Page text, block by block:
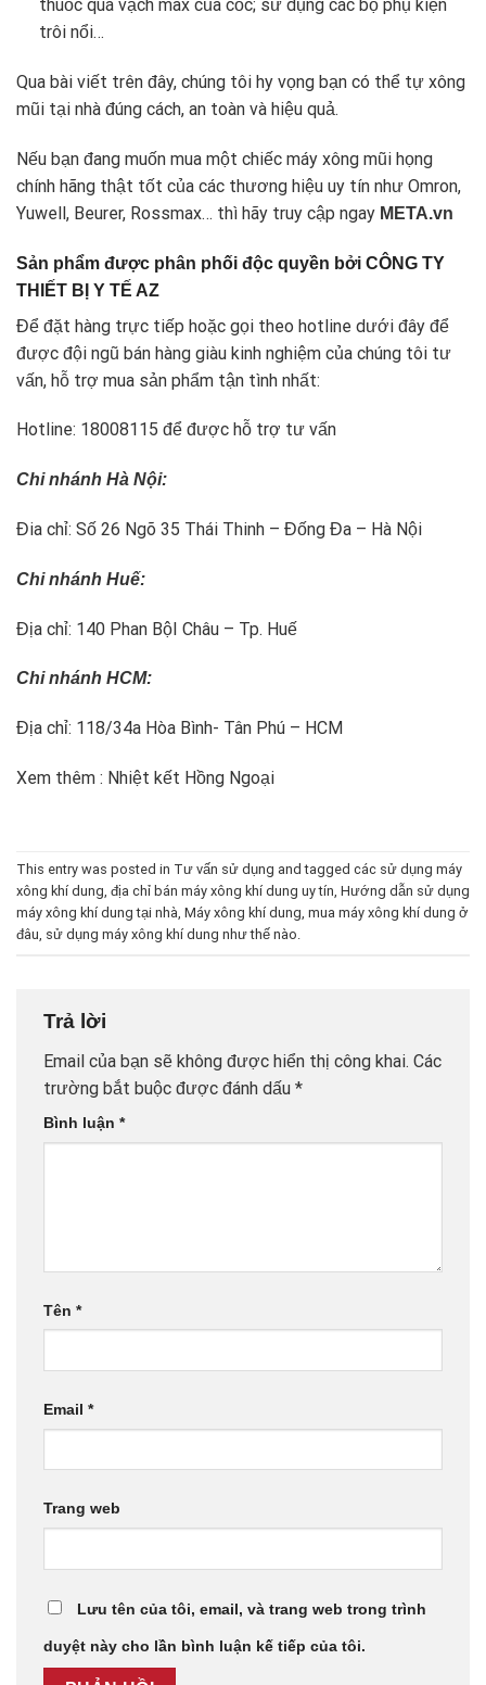
thuốc quá vạch max của cốc; sử dụng các bộ phụ kiện
trôi nổi…
Qua bài viết trên đây, chúng tôi hy vọng bạn có thể tự xông
mũi tại nhà đúng cách, an toàn và hiệu quả.
Nếu bạn đang muốn mua một chiếc máy xông mũi họng
chính hãng thật tốt của các thương hiệu uy tín như Omron,
Yuwell, Beurer, Rossmax… thì hãy truy cập ngay META.vn
Sản phẩm được phân phối độc quyền bởi CÔNG TY
THIẾT BỊ Y TẾ AZ
Để đặt hàng trực tiếp hoặc gọi theo hotline dưới đây để
được đội ngũ bán hàng giàu kinh nghiệm của chúng tôi tư
vấn, hỗ trợ mua sản phẩm tận tình nhất:
Hotline: 18008115 để được hỗ trợ tư vấn
Chi nhánh Hà Nội:
Đia chỉ: Số 26 Ngõ 35 Thái Thinh – Đống Đa – Hà Nội
Chi nhánh Huế:
Địa chỉ: 140 Phan BộI Châu – Tp. Huế
Chi nhánh HCM:
Địa chỉ: 118/34a Hòa Bình- Tân Phú – HCM
Xem thêm : Nhiệt kết Hồng Ngoại
This entry was posted in Tư vấn sử dụng and tagged các sử dụng máy
xông khí dung, địa chỉ bán máy xông khí dung uy tín, Hướng dẫn sử dụng
máy xông khí dung tại nhà, Máy xông khí dung, mua máy xông khí dung ở
đâu, sử dụng máy xông khí dung như thế nào.
Trả lời
Email của bạn sẽ không được hiển thị công khai. Các
trường bắt buộc được đánh dấu *
Bình luận *
Tên *
Email *
Trang web
Lưu tên của tôi, email, và trang web trong trình
duyệt này cho lần bình luận kế tiếp của tôi.